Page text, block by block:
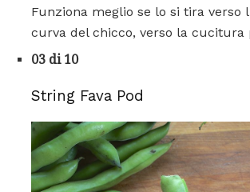
Funziona meglio se lo si tira verso
curva del chicco, verso la cucitura
03 di 10
String Fava Pod